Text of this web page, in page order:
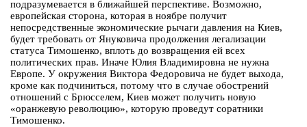
подразумевается в ближайшей перспективе. Возможно,
европейская сторона, которая в ноябре получит
непосредственные экономические рычаги давления на Киев,
будет требовать от Януковича продолжения легализации
статуса Тимошенко, вплоть до возвращения ей всех
политических прав. Иначе Юлия Владимировна не нужна
Европе. У окружения Виктора Федоровича не будет выхода,
кроме как подчиниться, потому что в случае обострений
отношений с Брюсселем, Киев может получить новую
«оранжевую революцию», которую проведут соратники
Тимошенко.